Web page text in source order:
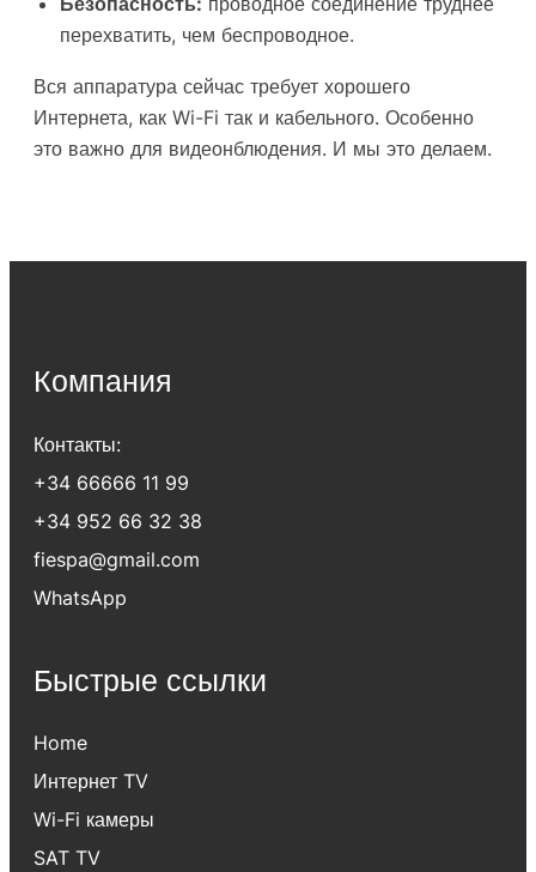
перехватить, чем беспроводное.
Вся аппаратура сейчас требует хорошего
Интернета, как Wi-Fi так и кабельного. Особенно
это важно для видеонблюдения. И мы это делаем.
Компания
Контакты:
+34 66666 11 99
+34 952 66 32 38
fiespa@gmail.com
WhatsApp
Быстрые ссылки
Home
Интернет TV
Wi-Fi камеры
SAT TV